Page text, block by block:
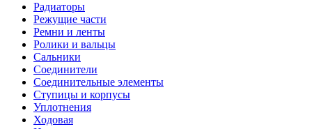
Радиаторы
Режущие части
Ремни и ленты
Ролики и вальцы
Сальники
Соединители
Соединительные элементы
Ступицы и корпусы
Уплотнения
Ходовая